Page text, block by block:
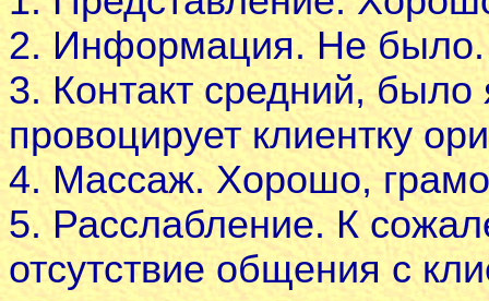
2. Информация. Не было.
3. Контакт средний,
провоцирует клиентку
4. Массаж. Хорошо,
5. Расслабление. К
отсутствие общения с